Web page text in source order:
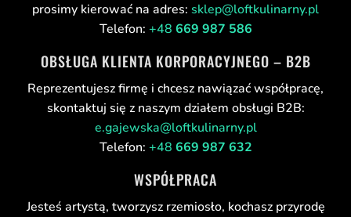
prosimy kierować na adres: sklep@loftkulinarny.pl
Telefon: +48 669 987 586
OBSŁUGA KLIENTA KORPORACYJNEGO – B2B
Reprezentujesz firmę i chcesz nawiązać współpracę,
skontaktuj się z naszym działem obsługi B2B:
e.gajewska@loftkulinarny.pl
Telefon: +48 669 987 632
WSPÓŁPRACA
Jesteś artystą, tworzysz rzemiosło, kochasz przyrodę